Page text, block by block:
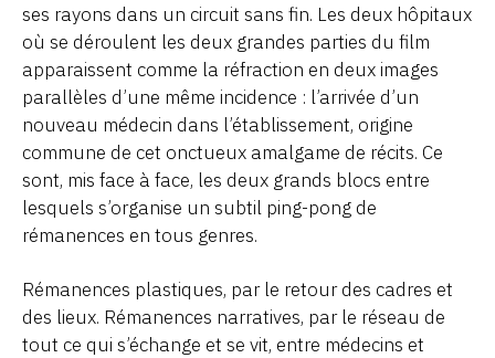
ses rayons dans un circuit sans fin. Les deux hôpitaux
où se déroulent les deux grandes parties du film
apparaissent comme la réfraction en deux images
parallèles d’une même incidence : l’arrivée d’un
nouveau médecin dans l’établissement, origine
commune de cet onctueux amalgame de récits. Ce
sont, mis face à face, les deux grands blocs entre
lesquels s’organise un subtil ping-pong de
rémanences en tous genres.
Rémanences plastiques, par le retour des cadres et
des lieux. Rémanences narratives, par le réseau de
tout ce qui s’échange et se vit, entre médecins et